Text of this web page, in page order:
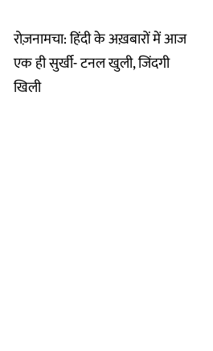
रोज़नामचा: हिंदी के अख़बारों में आज
एक ही सुर्खी- टनल खुली, जिंदगी
खिली